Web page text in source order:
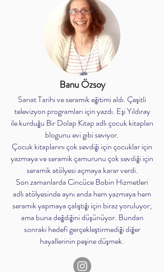
Banu Özsoy
Sanat Tarihi ve seramik eğitimi aldı. Çeşitli
televizyon programları için yazdı. Eşi Yıldıray
ile kurduğu Bir Dolap Kitap adlı çocuk kitapları
blogunu evi gibi seviyor.
Çocuk kitaplarını çok sevdiği için çocuklar için
yazmaya ve seramik çamurunu çok sevdiği için
seramik atölyesi açmaya karar verdi.
Son zamanlarda Cincüce Bobin Hizmetleri
adlı atölyesinde aynı anda hem yazmaya hem
seramik yapmaya çalıştığı için biraz yoruluyor;
ama buna değdiğini düşünüyor. Bundan
sonraki hedefi gerçekleştirmediği diğer
hayallerinin peşine düşmek.